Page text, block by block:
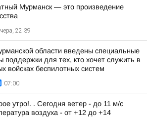
Мурманск — это произведение
22:39
области введены специальные
поддержки для тех, кто хочет служить в
войсках беспилотных систем
07:00
утро!. . Сегодня ветер - до 11 м/с
воздуха - от +12 до +14